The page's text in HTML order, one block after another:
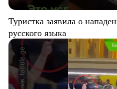
Туристка заявила о
русского языка